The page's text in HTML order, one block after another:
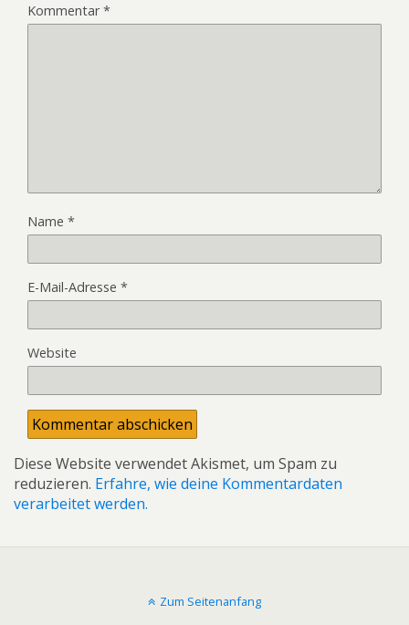
Kommentar*
Name *
E-Mail-Adresse *
Website
Diese Website verwendet Akismet, um Spam zu
reduzieren. Erfahre, wie deine Kommentardaten
verarbeitet werden.
Zum Seitenanfang